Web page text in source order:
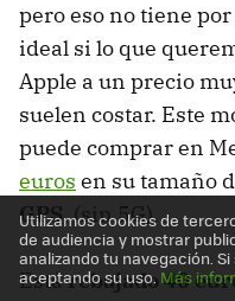
pero eso no tiene por
ideal si lo que
Apple a un precio
suelen costar. Este
puede comprar en
euros en su tamaño
GPS, (sin 5G).
Estárebajado 40
Utilizamos cookies de
de audiencia y mostrar
analizando tu navegación.
aceptando su uso.Más